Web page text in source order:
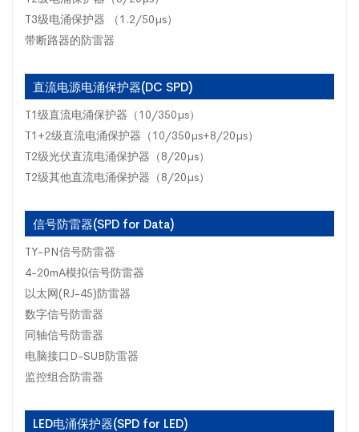
T3级电涌保护器 （1.2/50µs）
带断路器的防雷器
直流电源电涌保护器(DC SPD)
T1级直流电涌保护器（10/350µs）
T1+2级直流电涌保护器（10/350µs+8/20µs）
T2级光伏直流电涌保护器（8/20µs）
T2级其他直流电涌保护器（8/20µs）
信号防雷器(SPD for Data)
TY-PN信号防雷器
4-20mA模拟信号防雷器
以太网(RJ-45)防雷器
数字信号防雷器
同轴信号防雷器
电脑接口D-SUB防雷器
监控组合防雷器
LED电涌保护器(SPD for LED)